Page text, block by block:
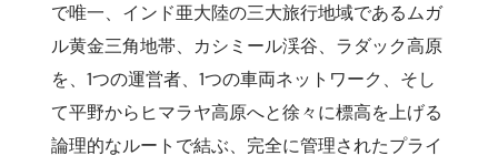
で唯一、インド亜大陸の三大旅行地域であるムガ
ル黄金三角地帯、カシミール渓谷、ラダック高原
を、1つの運営者、1つの車両ネットワーク、そし
て平野からヒマラヤ高原へと徐々に標高を上げる
論理的なルートで結ぶ、完全に管理されたプライ